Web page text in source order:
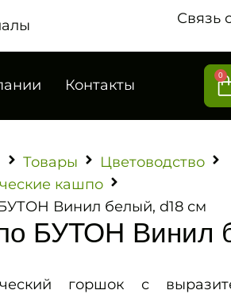
Связь
Контакты
0
Товары
Цветоводство
кашпо
Винил белый, d18 см
БУТОН Винил
горшок с